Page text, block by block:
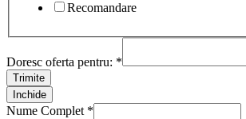
Recomandare
Doresc oferta pentru: *
Trimite
Inchide
Nume Complet *